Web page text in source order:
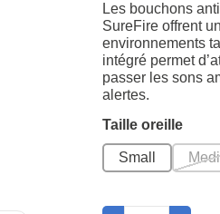
Les bouchons
SureFire offrent
environnements
intégré permet
passer les sons
alertes.
Taille oreille
Small